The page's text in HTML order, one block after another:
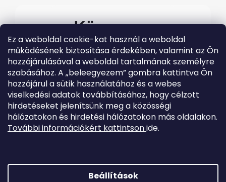
Ez a weboldal cookie-kat használ a weboldal
működésének biztosítása érdekében, valamint az Ön
hozzájárulásával a weboldal tartalmának személyre
szabásához. A „beleegyezem” gombra kattintva Ön
hozzájárul a sütik használatához és a webes
viselkedési adatok továbbításához, hogy célzott
hirdetéseket jelenítsünk meg a közösségi
hálózatokon és hirdetési hálózatokon más oldalakon.
További információkért kattintsonide.
Beállítások
Kövessen
minket
#evolveo
A legfrissebb Evolveo
eseményekért látogasson el
közösségi média
csatornáinkra